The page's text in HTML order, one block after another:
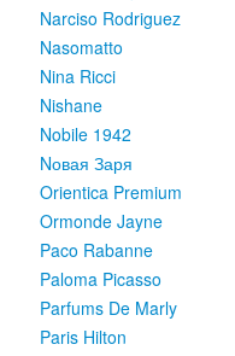
Narciso Rodriguez
Nasomatto
Nina Ricci
Nishane
Nobile 1942
Nовая Заря
Orientica Premium
Ormonde Jayne
Paco Rabanne
Paloma Picasso
Parfums De Marly
Paris Hilton